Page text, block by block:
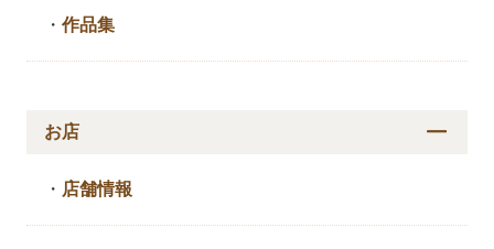
・作品集
お店
・ 店舗情報